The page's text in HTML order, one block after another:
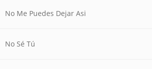
No Me Puedes Dejar Asi
No Sé Tú